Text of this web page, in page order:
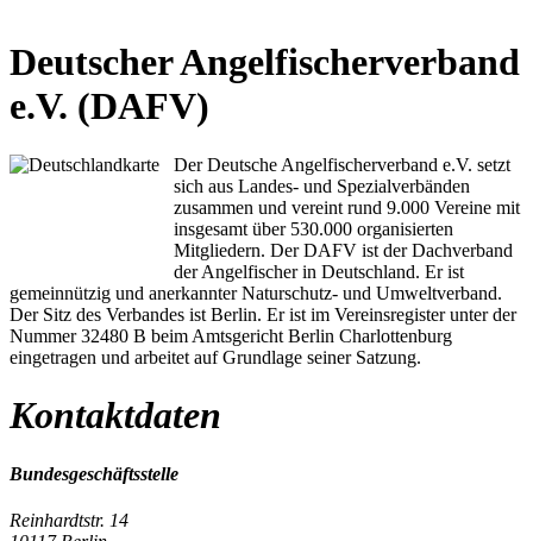
Deutscher Angelfischerverband
e.V. (DAFV)
Der Deutsche Angelfischerverband e.V. setzt
sich aus Landes- und Spezialverbänden
zusammen und vereint rund 9.000 Vereine mit
insgesamt über 530.000 organisierten
Mitgliedern. Der DAFV ist der Dachverband
der Angelfischer in Deutschland. Er ist
gemeinnützig und anerkannter Naturschutz- und Umweltverband.
Der Sitz des Verbandes ist Berlin. Er ist im Vereinsregister unter der
Nummer 32480 B beim Amtsgericht Berlin Charlottenburg
eingetragen und arbeitet auf Grundlage seiner Satzung.
Kontaktdaten
Bundesgeschäftsstelle
Reinhardtstr. 14